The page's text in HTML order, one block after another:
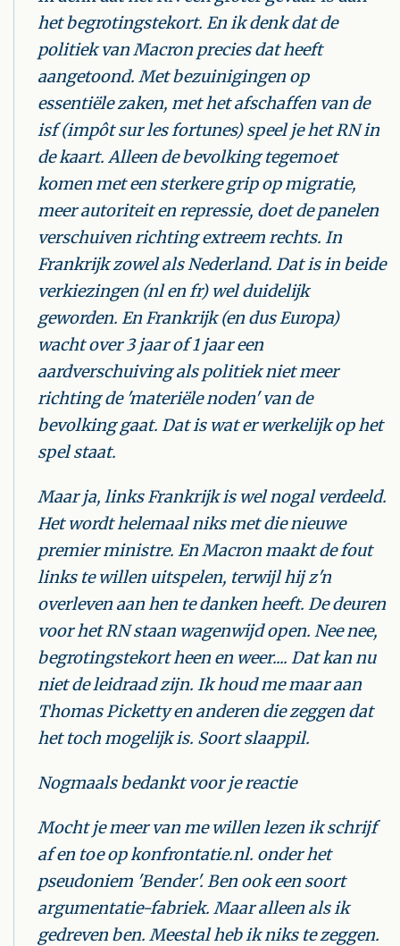
het begrotingstekort. En ik denk dat de
politiek van Macron precies dat heeft
aangetoond. Met bezuinigingen op
essentiële zaken, met het afschaffen van de
isf (impôt sur les fortunes) speel je het RN in
de kaart. Alleen de bevolking tegemoet
komen met een sterkere grip op migratie,
meer autoriteit en repressie, doet de panelen
verschuiven richting extreem rechts. In
Frankrijk zowel als Nederland. Dat is in beide
verkiezingen (nl en fr) wel duidelijk
geworden. En Frankrijk (en dus Europa)
wacht over 3 jaar of 1 jaar een
aardverschuiving als politiek niet meer
richting de 'materiële noden' van de
bevolking gaat. Dat is wat er werkelijk op het
spel staat.
Maar ja, links Frankrijk is wel nogal verdeeld.
Het wordt helemaal niks met die nieuwe
premier ministre. En Macron maakt de fout
links te willen uitspelen, terwijl hij z'n
overleven aan hen te danken heeft. De deuren
voor het RN staan wagenwijd open. Nee nee,
begrotingstekort heen en weer.... Dat kan nu
niet de leidraad zijn. Ik houd me maar aan
Thomas Picketty en anderen die zeggen dat
het toch mogelijk is. Soort slaappil.
Nogmaals bedankt voor je reactie
Mocht je meer van me willen lezen ik schrijf
af en toe op konfrontatie.nl. onder het
pseudoniem 'Bender'. Ben ook een soort
argumentatie-fabriek. Maar alleen als ik
gedreven ben. Meestal heb ik niks te zeggen.